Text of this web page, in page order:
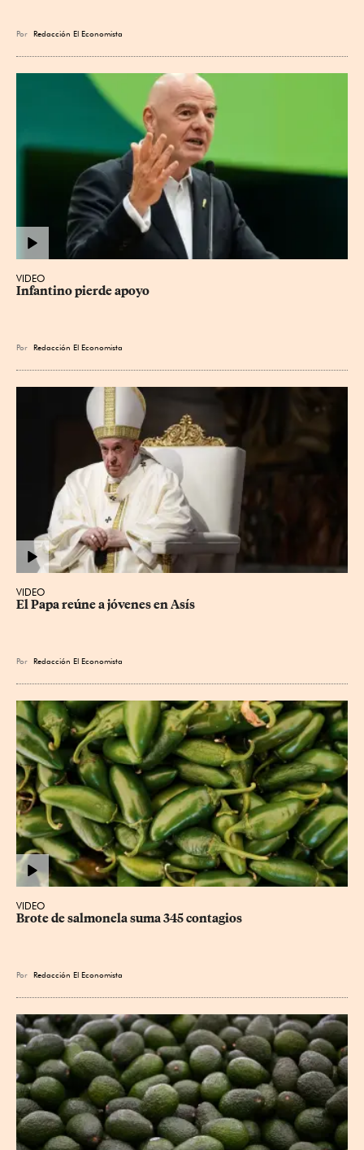
Por Redacción El Economista
VIDEO
Infantino pierde apoyo
Por Redacción El Economista
VIDEO
El Papa reúne a jóvenes en Asís
Por Redacción El Economista
VIDEO
Brote de salmonela suma 345 contagios
Por Redacción El Economista